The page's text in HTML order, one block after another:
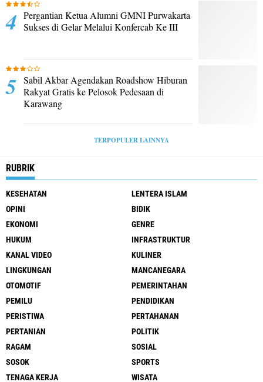
Pergantian Ketua Alumni GMNI Purwakarta
Sukses di Gelar Melalui Konfercab Ke III
Sabil Akbar Agendakan Roadshow Hiburan
Rakyat Gratis ke Pelosok Pedesaan di
Karawang
TERPOPULER LAINNYA
RUBRIK
KESEHATAN
LENTERA ISLAM
OPINI
BIDIK
EKONOMI
GENRE
HUKUM
INFRASTRUKTUR
KANAL VIDEO
KULINER
LINGKUNGAN
MANCANEGARA
OTOMOTIF
PEMERINTAHAN
PEMILU
PENDIDIKAN
PERISTIWA
PERTAHANAN
PERTANIAN
POLITIK
RAGAM
SOSIAL
SOSOK
SPORTS
TENAGA KERJA
WISATA